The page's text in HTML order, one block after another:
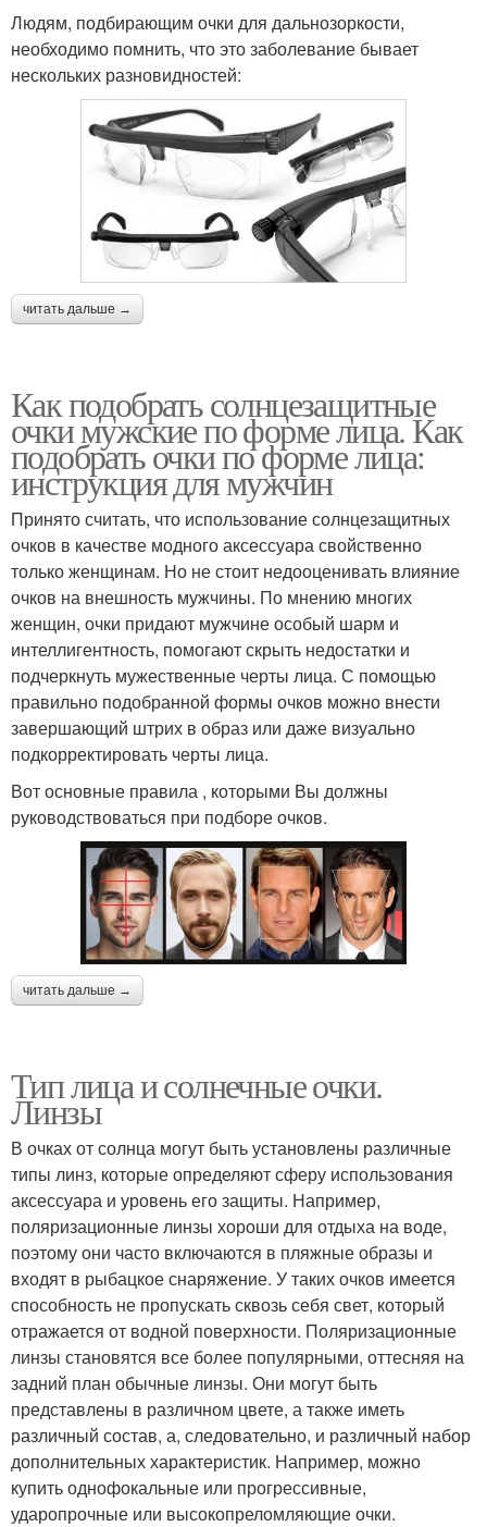
Людям, подбирающим очки для дальнозоркости,
необходимо помнить, что это заболевание бывает
нескольких разновидностей:
читать дальше →
Как подобрать солнцезащитные
очки мужские по форме лица. Как
подобрать очки по форме лица:
инструкция для мужчин
Принято считать, что использование солнцезащитных
очков в качестве модного аксессуара свойственно
только женщинам. Но не стоит недооценивать влияние
очков на внешность мужчины. По мнению многих
женщин, очки придают мужчине особый шарм и
интеллигентность, помогают скрыть недостатки и
подчеркнуть мужественные черты лица. С помощью
правильно подобранной формы очков можно внести
завершающий штрих в образ или даже визуально
подкорректировать черты лица.
Вот основные правила , которыми Вы должны
руководствоваться при подборе очков.
читать дальше →
Тип лица и солнечные очки.
Линзы
В очках от солнца могут быть установлены различные
типы линз, которые определяют сферу использования
аксессуара и уровень его защиты. Например,
поляризационные линзы хороши для отдыха на воде,
поэтому они часто включаются в пляжные образы и
входят в рыбацкое снаряжение. У таких очков имеется
способность не пропускать сквозь себя свет, который
отражается от водной поверхности. Поляризационные
линзы становятся все более популярными, оттесняя на
задний план обычные линзы. Они могут быть
представлены в различном цвете, а также иметь
различный состав, а, следовательно, и различный набор
дополнительных характеристик. Например, можно
купить однофокальные или прогрессивные,
ударопрочные или высокопреломляющие очки.